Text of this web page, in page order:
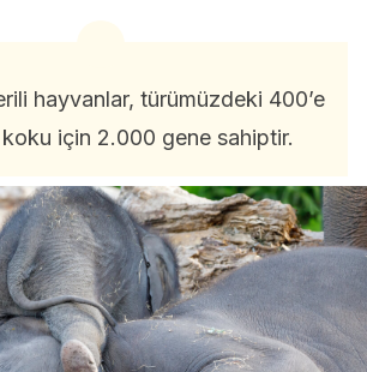
hayvanlar, türümüzdeki 400’e
koku için 2.000 gene sahiptir.